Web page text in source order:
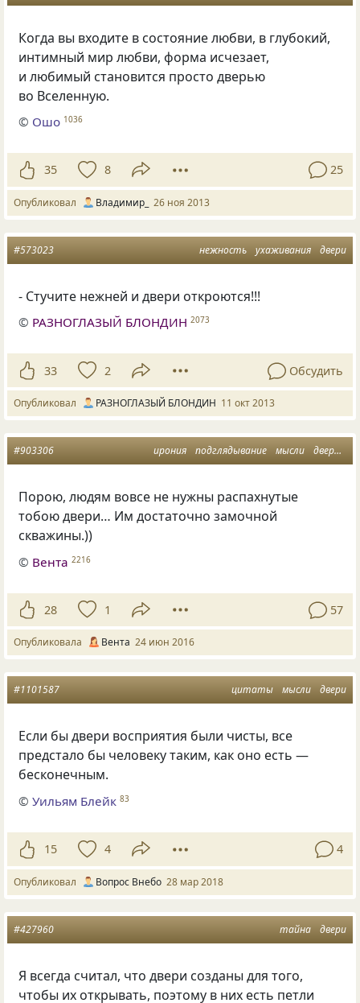
Когда вы входите в состояние любви, в глубокий,
интимный мир любви, форма исчезает,
и любимый становится просто дверью
во Вселенную.
© Ошо 1036
35 8 25
Опубликовал Владимир_ 26 ноя 2013
нежность ухаживания двери
#573023
- Стучите нежней и двери откроются!!!
© РАЗНОГЛАЗЫЙ БЛОНДИН 2073
33 2 Обсудить
Опубликовал РАЗНОГЛАЗЫЙ БЛОНДИН 11 окт 2013
ирония подглядывание мысли двери
#903306
Порою, людям вовсе не нужны распахнутые
тобою двери… Им достаточно замочной
скважины.))
© Вента 2216
28 1 57
Опубликовала Вента 24 июн 2016
цитаты мысли двери
#1101587
Если бы двери восприятия были чисты, все
предстало бы человеку таким, как оно есть —
бесконечным.
©Уильям Блейк 83
15 4 4
Опубликовал Вопрос Внебо 28 мар 2018
тайна двери
#427960
Я всегда считал, что двери созданы для того,
чтобы их открывать, поэтому в них есть петли